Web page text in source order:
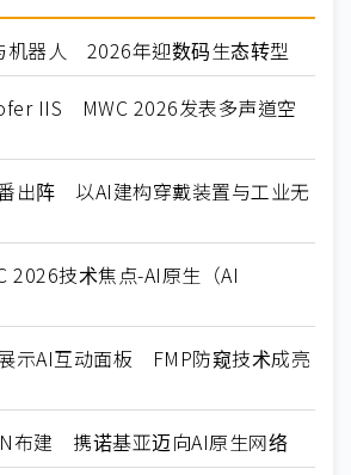
机器人 2026年迎数码生态转型
IIS MWC 2026发表多声道空
出阵 以AI建构穿戴装置与工业无
2026技术焦点-AI原生（AI
示AI互动面板 FMP防窥技术成亮
布建 携诺基亚迈向AI原生网络